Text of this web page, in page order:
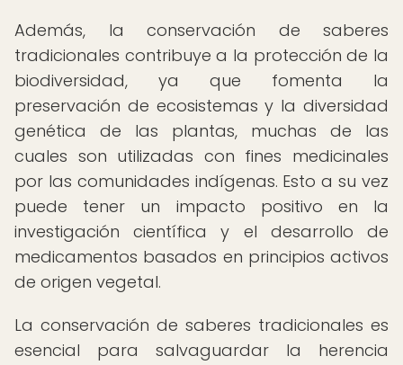
Además, la conservación de saberes
tradicionales contribuye a la protección de la
biodiversidad, ya que fomenta la
preservación de ecosistemas y la diversidad
genética de las plantas, muchas de las
cuales son utilizadas con fines medicinales
por las comunidades indígenas. Esto a su vez
puede tener un impacto positivo en la
investigación científica y el desarrollo de
medicamentos basados en principios activos
de origen vegetal.
La conservación de saberes tradicionales es
esencial para salvaguardar la herencia